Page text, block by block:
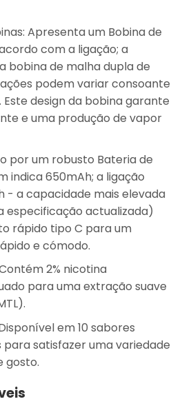
: Apresenta um Bobina de
com a ligação; a
bobina de malha dupla de
podem variar consoante
design da bobina garante
e uma produção de vapor
por um robusto Bateria de
indica 650mAh; a ligação
- a capacidade mais elevada
especificação actualizada)
rápido tipo C para um
e cómodo.
2% nicotina
para uma extração suave
em10 sabores
para satisfazer uma variedade
gosto.